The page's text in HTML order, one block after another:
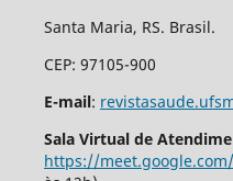
Santa Maria, RS. Brasil.
CEP: 97105-900
E-mail:
Sala Virtual de
https://